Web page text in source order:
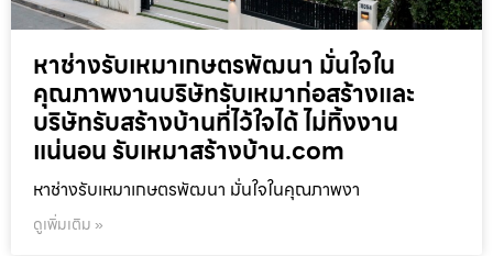
หาช่างรับเหมาเกษตรพัฒนา มั่นใจใน
คุณภาพงานบริษัทรับเหมาก่อสร้างและ
บริษัทรับสร้างบ้านที่ไว้ใจได้ ไม่ทิ้งงาน
แน่นอน รับเหมาสร้างบ้าน.com
หาช่างรับเหมาเกษตรพัฒนา มั่นใจในคุณภาพงา
ดูเพิ่มเติม »